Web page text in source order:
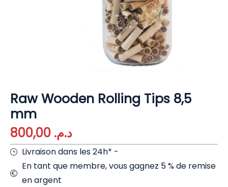
Raw Wooden Rolling Tips 8,5
mm
د.م.
Livraison dans les 24h* -
En tant que membre, vous gagnez 5 % de remise
en argent